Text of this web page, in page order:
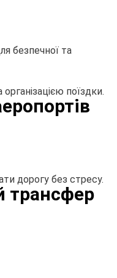
безпечної та
поїздки.
дорогу без стресу.
трансфер